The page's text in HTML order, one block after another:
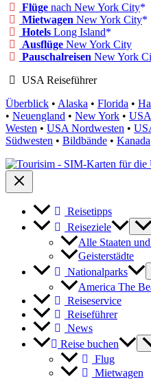
Flüge nach New York City
Mietwagen New York City
Hotels Long Island
Ausflüge New York City
Pauschalreisen New York
USA Reiseführer
Überblick • Alaska • Florida •
• Neuengland • New York •
Westen • USA Nordwesten •
Südwesten • Bildbände • Kanada
Reisetipps
Reiseziele
Alle Staaten
Geisterstädte
Nationalparks
America The
Reiseservice
Reiseführer
News
Reise buchen
Flug
Mietwagen